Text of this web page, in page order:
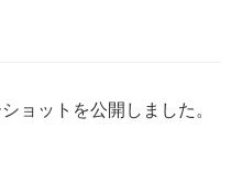
ョットを公開しました。